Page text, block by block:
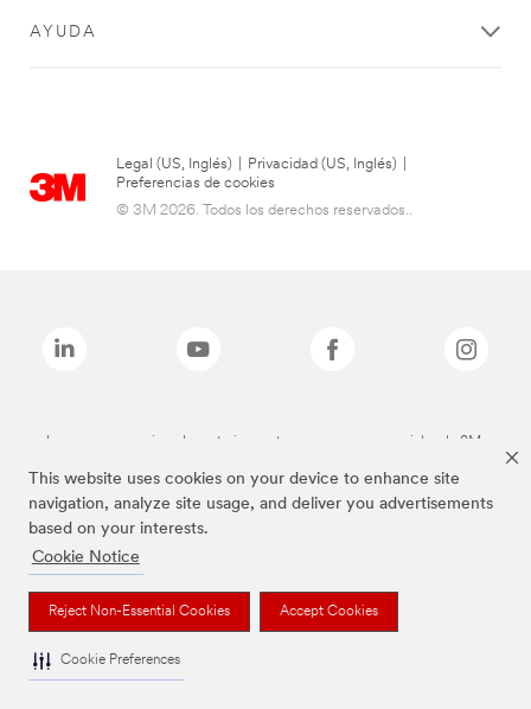
This website uses cookies on your device to enhance site
navigation, analyze site usage, and deliver you advertisements
based on your interests.
Cookie Notice
Reject Non-Essential Cookies Accept Cookies
Cookie Preferences
AYUDA
Legal (US, Inglés) Privacidad (US, Inglés)
Preferencias de cookies
© 3M 2026. Todos los derechos reservados..
Las marcas mencionadas anteriormente son marcas comerciales de 3M.